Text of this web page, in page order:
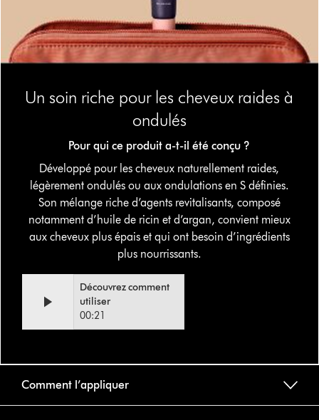
Un soin riche pour les cheveux raides à
ondulés
Pour qui ce produit a-t-il été conçu ?
Développé pour les cheveux naturellement raides,
légèrement ondulés ou aux ondulations en S définies.
Son mélange riche d’agents revitalisants, composé
notamment d’huile de ricin et d’argan, convient mieux
aux cheveux plus épais et qui ont besoin d’ingrédients
plus nourrissants.
Transcript
transcription
Découvrez comment
utiliser
00:21
Comment l’appliquer